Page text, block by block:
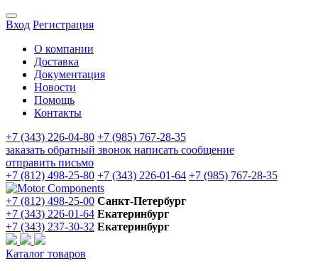
Вход Регистрация
О компании
Доставка
Документация
Новости
Помощь
Контакты
+7 (343) 226-04-80 +7 (985) 767-28-35
заказать обратный звонок написать сообщение
отправить письмо
+7 (812) 498-25-80 +7 (343) 226-01-64 +7 (985) 767-28-35
+7 (812) 498-25-00 Санкт-Петербург
+7 (343) 226-01-64 Екатеринбург
+7 (343) 237-30-32 Екатеринбург
Каталог товаров